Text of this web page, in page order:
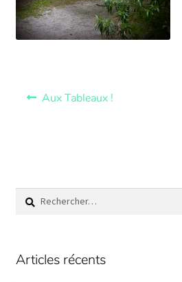
Aux Tableaux !
Articles récents